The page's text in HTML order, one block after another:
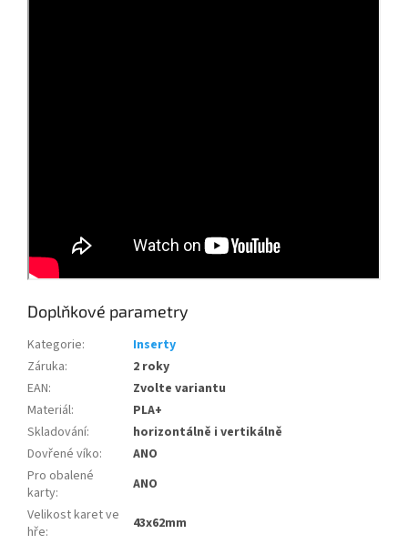
Doplňkové parametry
Kategorie:
Inserty
Záruka:
2 roky
EAN:
Zvolte variantu
Materiál:
PLA+
Skladování:
horizontálně i vertikálně
Dovřené víko:
ANO
Pro obalené
karty:
ANO
Velikost karet ve
hře:
43x62mm